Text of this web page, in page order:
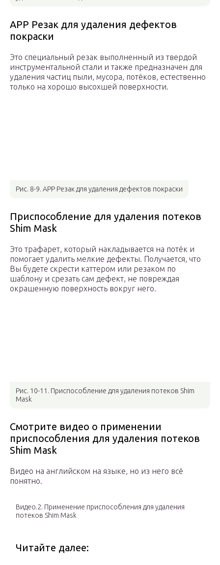
APP Резак для удаления дефектов
покраски
Это специальный резак выполненный из твердой
инструментальной стали и также предназначен для
удаления частиц пыли, мусора, потёков, естественно
только на хорошо высохшей поверхности.
Рис. 8-9. APP Резак для удаления дефектов покраски
Приспособление для удаления потеков
Shim Mask
Это трафарет, который накладывается на потёк и
помогает удалить мелкие дефекты. Получается, что
Вы будете скрести каттером или резаком по
шаблону и срезать сам дефект, не повреждая
окрашенную поверхность вокруг него.
Рис. 10-11. Приспособление для удаления потеков Shim
Mask
Смотрите видео о применении
приспособления для удаления потеков
Shim Mask
Видео на английском на языке, но из него всё
понятно.
Видео.2. Применение приспособления для удаления
потеков Shim Mask
Читайте далее: